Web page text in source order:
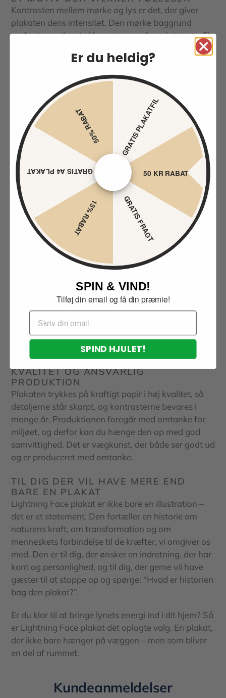
Kontrasten mellem mørke og lys er det, der giver
plakaten dens intensitet. Den mørke baggrund
understreger lynets klare streger, så ansigtets profil
næsten synes at lyse. Når du hænger den op, er det
ikke bare en dekoration – det er et stykke kunst, der
skaber stemning. Den kan give ro, fordi den er enkel
i sit udtryk, men også energi, fordi lynet stråler af
bevægelse og kraft.
EN PLAKAT TIL MANGE RUM
Lightning Face plakat fungerer i mange forskellige
indretninger. I stuen kan den være et dramatisk
midtpunkt, i soveværelset en stemningsskaber, og i
kontoret en påmindelse om kreativitetens gnist. Den
er både moderne og tidløs, og det gør den nem at
kombinere med andre plakater og kunstværker.
Uanset om du går efter et minimalistisk look eller en
mere eklektisk billedvæg, vil denne plakat falde
naturligt ind – og samtidig skille sig ud.
PERFEKT SOM GAVE
Vil du give en gave, der skiller sig ud? Så er
Lightning Face plakat et oplagt valg. Den er både
stilfuld og dybt symbolsk, hvilket gør den ideel til en
ven eller et familiemedlem, der elsker kunst, natur
eller stærke motiver. Den passer til både fødselsdag,
indflyttergave og som en overraskelse til en, der
fortjener noget helt særligt.
KVALITET OG ANSVARLIG
PRODUKTION
Plakaten trykkes på kraftigt papir i høj kvalitet, så
detaljerne står skarpt, og kontrasterne bevares i
mange år. Produktionen foregår med omtanke for
miljøet, og derfor kan du hænge den op med god
samvittighed. Det er vægkunst, der både ser godt ud
og er produceret med omtanke.
TIL DIG DER VIL HAVE MERE END
BARE EN PLAKAT
Lightning Face plakat er ikke bare en illustration –
det er et statement. Den fortæller en historie om
naturens kraft, om transformation og om
menneskets forbindelse til de kræfter, vi omgiver os
med. Den er til dig, der ønsker en indretning, der har
kant og personlighed, og til dig, der gerne vil have
gæster til at stoppe op og spørge: “Hvad er historien
bag den plakat?”.
Er du klar til at bringe lynets energi ind i dit hjem? Så
er Lightning Face plakat det oplagte valg. En plakat,
der ikke bare hænger på væggen – men som bliver
en del af rummet.
Kundeanmeldelser
Er du heldig?
GRATIS PLAKATFIL
50 KR RABAT
GRATIS FRAGT
15% RABAT
GRATIS A4 PLAKAT
50% RABAT
SPIN & VIND!
Tilføj din email og få din præmie!
Email
SPIND HJULET!